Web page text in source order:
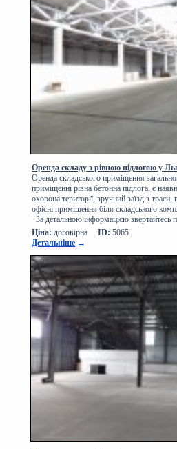
Оренда складу з рівною підлогою у
Оренда складського приміщення
приміщенні рівна бетонна підлога, є
охорона території, зручний заїзд з
офісні приміщення біля складського
За детальною інформацією звертайтесь
Ціна: договірна ID: 5065
Детальніше →